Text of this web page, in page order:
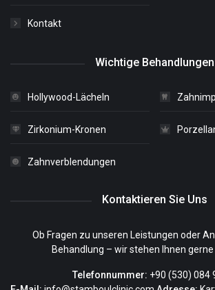
Kontakt
Wichtige Behandlungen
Hollywood-Lächeln
Zirkonium-Kronen
Zahnverblendungen
Kontaktieren Sie Uns
Ob Fragen zu unseren Leistungen oder
Behandlung – wir stehen Ihnen gerne
Telefonnummer: +90 (530) 084